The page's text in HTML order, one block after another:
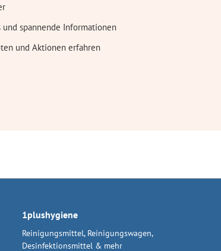
und spannende Informationen
und Aktionen erfahren
1plushygiene
Reinigungsmittel, Reinigungswagen,
Desinfektionsmittel & mehr